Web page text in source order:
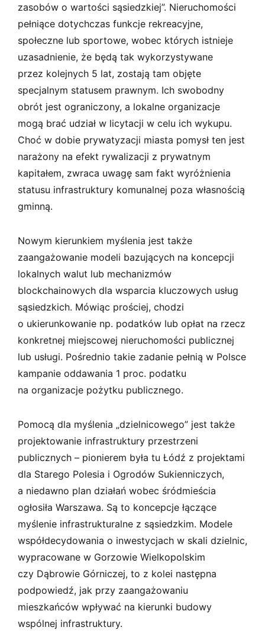
zasobów o wartości sąsiedzkiej”. Nieruchomości
pełniące dotychczas funkcje rekreacyjne,
społeczne lub sportowe, wobec których istnieje
uzasadnienie, że będą tak wykorzystywane
przez kolejnych 5 lat, zostają tam objęte
specjalnym statusem prawnym. Ich swobodny
obrót jest ograniczony, a lokalne organizacje
mogą brać udział w licytacji w celu ich wykupu.
Choć w dobie prywatyzacji miasta pomysł ten jest
narażony na efekt rywalizacji z prywatnym
kapitałem, zwraca uwagę sam fakt wyróżnienia
statusu infrastruktury komunalnej poza własnością
gminną.
Nowym kierunkiem myślenia jest także
zaangażowanie modeli bazujących na koncepcji
lokalnych walut lub mechanizmów
blockchainowych dla wsparcia kluczowych usług
sąsiedzkich. Mówiąc prościej, chodzi
o ukierunkowanie np. podatków lub opłat na rzecz
konkretnej miejscowej nieruchomości publicznej
lub usługi. Pośrednio takie zadanie pełnią w Polsce
kampanie oddawania 1 proc. podatku
na organizacje pożytku publicznego.
Pomocą dla myślenia „dzielnicowego” jest także
projektowanie infrastruktury przestrzeni
publicznych – pionierem była tu Łódź z projektami
dla Starego Polesia i Ogrodów Sukienniczych,
a niedawno plan działań wobec śródmieścia
ogłosiła Warszawa. Są to koncepcje łączące
myślenie infrastrukturalne z sąsiedzkim. Modele
współdecydowania o inwestycjach w skali dzielnic,
wypracowane w Gorzowie Wielkopolskim
czy Dąbrowie Górniczej, to z kolei następna
podpowiedź, jak przy zaangażowaniu
mieszkańców wpływać na kierunki budowy
wspólnej infrastruktury.